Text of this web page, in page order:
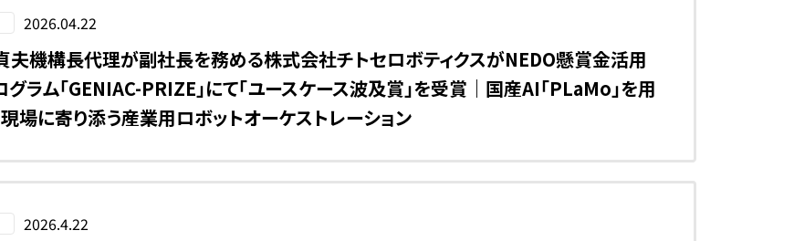
2026.04.22
夫機構長代理が副社長を務める株式会社チトセロボティクスがNEDO懸賞金活用
グラム「GENIAC-PRIZE」にて「ユースケース波及賞」を受賞｜国産AI「PLaMo」を用
現場に寄り添う産業用ロボットオーケストレーション
2026.4.22